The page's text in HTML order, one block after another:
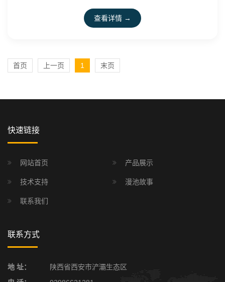
查看详情 →
首页 上一页 1 末页
快速链接
网站首页 产品展示
技术支持 漫池故事
联系我们
联系方式
地 址：
陕西省西安市浐灞生态区